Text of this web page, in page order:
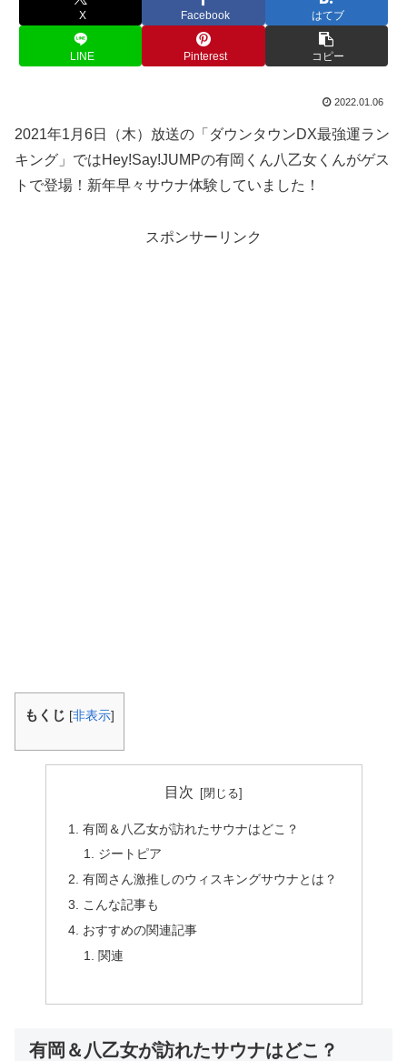
X Facebook はてブ
LINE Pinterest コピー
2022.01.06
2021年1月6日（木）放送の「ダウンタウンDX最強運ラン
キング」ではHey!Say!JUMPの有岡くん八乙女くんがゲス
トで登場！新年早々サウナ体験していました！
スポンサーリンク
もくじ [非表示]
目次
有岡＆八乙女が訪れたサウナはどこ？
ジートピア
有岡さん激推しのウィスキングサウナとは？
こんな記事も
おすすめの関連記事
関連
有岡＆八乙女が訪れたサウナはどこ？